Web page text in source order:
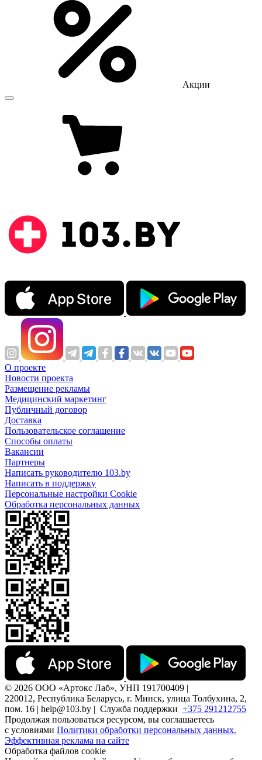
Акции
О проекте
Новости проекта
Размещение рекламы
Медицинский маркетинг
Публичный договор
Доставка
Пользовательское соглашение
Способы оплаты
Вакансии
Партнеры
Написать руководителю 103.by
Написать в поддержку
Персональные настройки Cookie
Обработка персональных данных
© 2026 ООО «Артокс Лаб», УНП 191700409 |
220012, Республика Беларусь, г. Минск, улица Толбухина, 2,
пом. 16 | help@103.by | Служба поддержки +375 291212755
Продолжая пользоваться ресурсом, вы соглашаетесь
с условиями Политики обработки персональных данных.
Эффективная реклама на сайте
Обработка файлов cookie